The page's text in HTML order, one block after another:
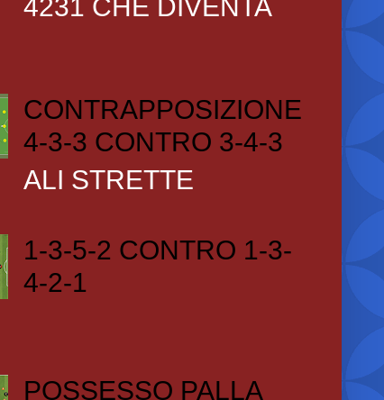
4231 CHE DIVENTA
CONTRAPPOSIZIONE
4-3-3 CONTRO 3-4-3
ALI STRETTE
1-3-5-2 CONTRO 1-3-
4-2-1
POSSESSO PALLA